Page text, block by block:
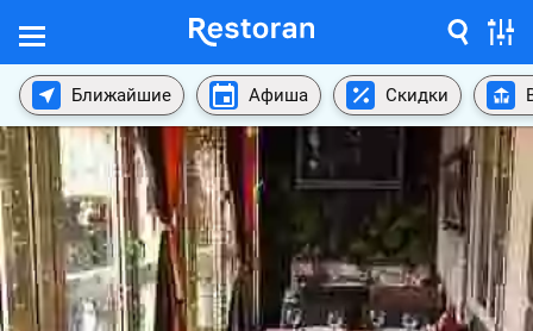
Ближайшие Афиша Скидки